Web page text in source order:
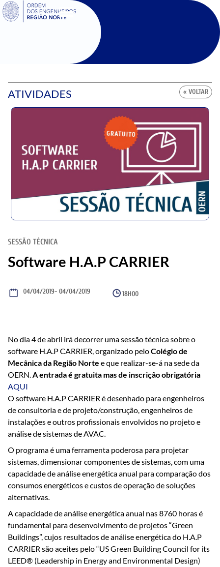
SIGOE
« VOLTAR
ATIVIDADES
SESSÃO TÉCNICA
Software H.A.P CARRIER
04/04/2019- 04/04/2019 18H00
No dia 4 de abril irá decorrer uma sessão técnica sobre o
software H.A.P CARRIER, organizado peloColégio de
Mecânica da Região Norte e que realizar-se-á na sede da
OERN.A entrada é gratuita mas de inscrição obrigatória
AQUI
O software H.A.P CARRIER é desenhado para engenheiros
de consultoria e de projeto/construção, engenheiros de
instalações e outros profissionais envolvidos no projeto e
análise de sistemas de AVAC.
O programa é uma ferramenta poderosa para projetar
sistemas, dimensionar componentes de sistemas, com uma
capacidade de análise energética anual para comparação dos
consumos energéticos e custos de operação de soluções
alternativas.
A capacidade de análise energética anual nas 8760 horas é
fundamental para desenvolvimento de projetos “Green
Buildings”, cujos resultados de análise energética do H.A.P
CARRIER são aceites pelo “US Green Building Council for its
LEED® (Leadership in Energy and Environmental Design)